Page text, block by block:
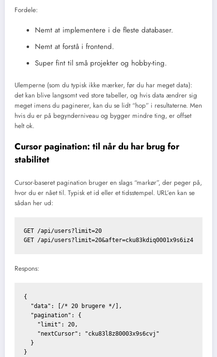
Fordele:
Nemt at implementere i de fleste databaser.
Nemt at forstå i frontend.
Super fint til små projekter og hobby-ting.
Ulemperne (som du typisk ikke mærker, før du har meget data):
det kan blive langsomt ved store tabeller, og hvis data ændrer sig
meget imens du paginerer, kan du se lidt “hop” i resultaterne. Men
hvis du er på begynderniveau og bygger mindre ting, er offset
helt ok.
Cursor pagination: til når du har brug for
stabilitet
Cursor-baseret pagination bruger en slags “markør”, der peger på,
hvor du er nået til. Typisk et id eller et tidsstempel. URL’en kan se
sådan her ud:
GET /api/users?limit=20
Respons:
{
  "data": [/* 20 brugere */],
  "pagination": {
    "limit": 20,
    "nextCursor": "cku83l8z80003x9s6cvj"
  }